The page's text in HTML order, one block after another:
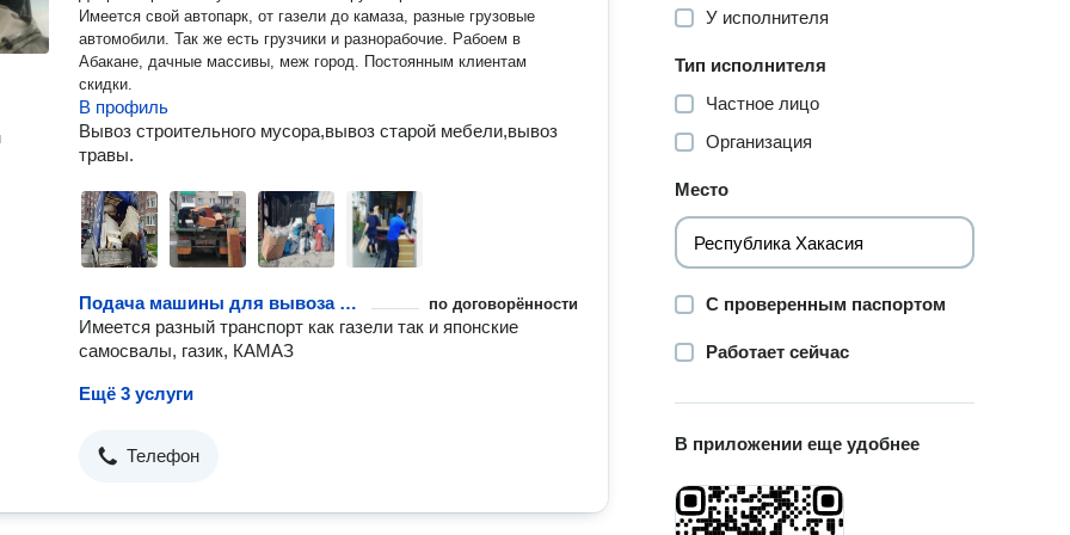
Имеется свой автопарк, от газели до камаза, разные грузовые
автомобили. Так же есть грузчики и разнорабочие. Рабоем в
Абакане, дачные массивы, меж город. Постоянным клиентам
скидки.
В профиль
Вывоз строительного мусора,вывоз старой мебели,вывоз
травы.
Подача машины для вывоза мусора по договорённости
Имеется разный транспорт как газели так и японские
самосвалы, газик, КАМАЗ
Ещё 3 услуги
Телефон
У исполнителя
Тип исполнителя
Частное лицо
Организация
Место
С проверенным паспортом
Работает сейчас
В приложении еще удобнее